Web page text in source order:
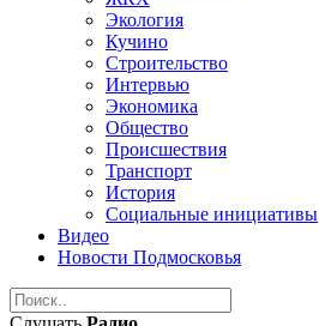
Экология
Кучино
Строительство
Интервью
Экономика
Общество
Происшествия
Транспорт
История
Социальные инициативы
Видео
Новости Подмосковья